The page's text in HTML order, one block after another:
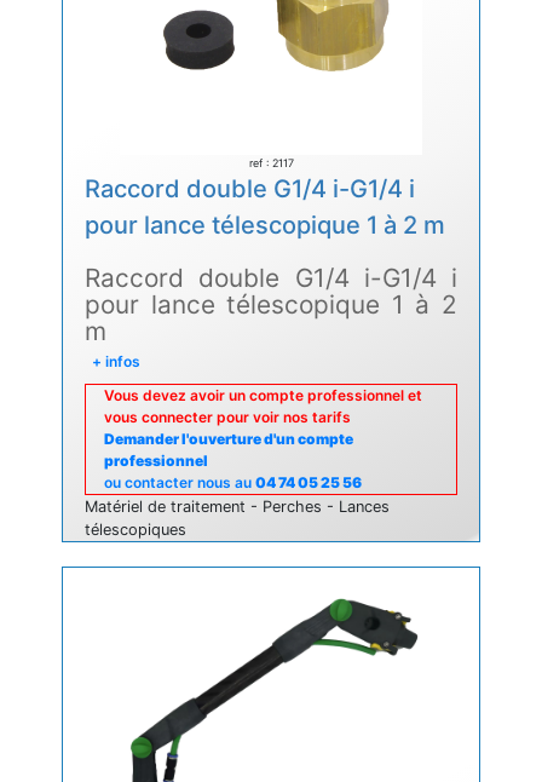
ref : 2117
Raccord double G1/4 i-G1/4 i
pour lance télescopique 1 à 2 m
Raccord double G1/4 i-G1/4 i
pour lance télescopique 1 à 2
m
+ infos
Vous devez avoir un compte professionnel et
vous connecter pour voir nos tarifs
Demander l'ouverture d'un compte
professionnel
ou contacter nous au 04 74 05 25 56
Matériel de traitement - Perches - Lances
télescopiques